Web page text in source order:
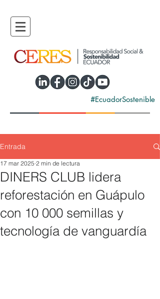
#EcuadorSostenible
Entrada
DINERS CLUB lidera
reforestación en Guápulo
con 10 000 semillas y
tecnología de vanguardía
17 mar 2025 2 min de lectura